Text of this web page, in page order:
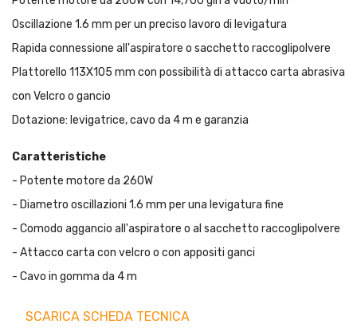
Oscillazione 1.6 mm per un preciso lavoro di levigatura
Rapida connessione all'aspiratore o sacchetto raccoglipolvere
Plattorello 113X105 mm con possibilità di attacco carta abrasiva
con Velcro o gancio
Dotazione: levigatrice, cavo da 4 m e garanzia
Caratteristiche
- Potente motore da 260W
- Diametro oscillazioni 1.6 mm per una levigatura fine
- Comodo aggancio all'aspiratore o al sacchetto raccoglipolvere
- Attacco carta con velcro o con appositi ganci
- Cavo in gomma da 4 m
SCARICA SCHEDA TECNICA